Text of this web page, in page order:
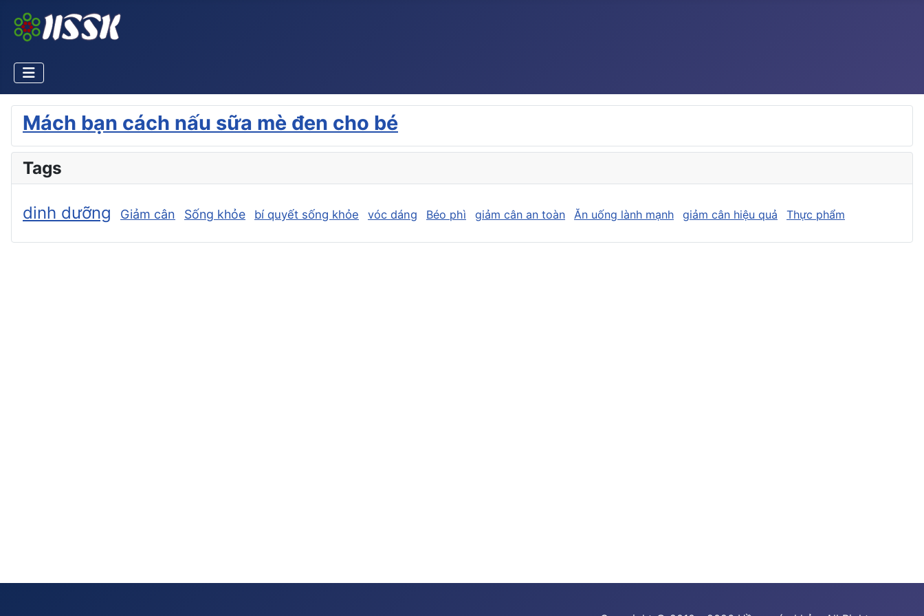
Mách bạn cách nấu sữa mè đen cho bé
Tags
dinh dưỡng Giảm cân Sống khỏe bí quyết sống khỏe vóc dáng Béo phì giảm cân an toàn Ăn uống lành mạnh giảm cân hiệu quả Thực phẩm